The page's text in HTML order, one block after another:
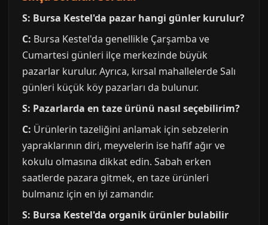
S: Bursa Kestel'da pazar hangi günler kurulur?
C: Bursa Kestel'da genellikle Çarşamba ve
Cumartesi günleri ilçe merkezinde büyük
pazarlar kurulur. Ayrıca, kırsal mahallelerde Salı
günleri küçük köy pazarları da bulunur.
S: Pazarlarda en taze ürünü nasıl seçebilirim?
C: Ürünlerin tazeliğini anlamak için sebzelerin
yapraklarının diri, meyvelerin ise hafif ağır ve
kokulu olmasına dikkat edin. Sabah erken
saatlerde pazara gitmek, en taze ürünleri
bulmanız için en iyi zamandır.
S: Bursa Kestel'da organik ürünler bulabilir